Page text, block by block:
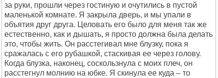
за руки, прошли через гостиную и очутились в пустой
маленькой комнате. Я закрыла дверь, и мы упали в
объятия друг друга. Целовать его было для меня так же
естественно, как и дышать, я просто должна была делать
это, чтобы жить. Он расстегивал мне блузку, пока я
сражалась с его рубашкой, стаскивая ее через голову.
Когда блузка, наконец, соскользнула с моих плеч, он
расстегнул молнию на юбке. Я скинула ее куда – то